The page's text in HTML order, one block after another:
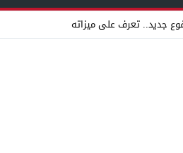
جديد.. تعرف على ميزاته